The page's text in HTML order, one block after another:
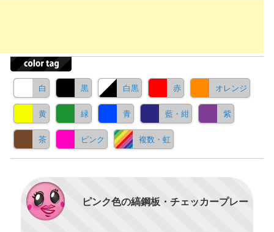
白 黒 白黒 赤 オレンジ
黄 緑 青 藍・紺 紫
茶 ピンク 複数・虹
ピンク色の縞鋼板・チェッカープレー